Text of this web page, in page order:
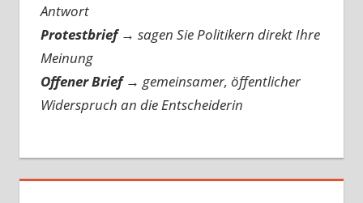
Antwort
Protestbrief → sagen Sie Politikern direkt Ihre
Meinung
Offener Brief → gemeinsamer, öffentlicher
Widerspruch an die Entscheiderin